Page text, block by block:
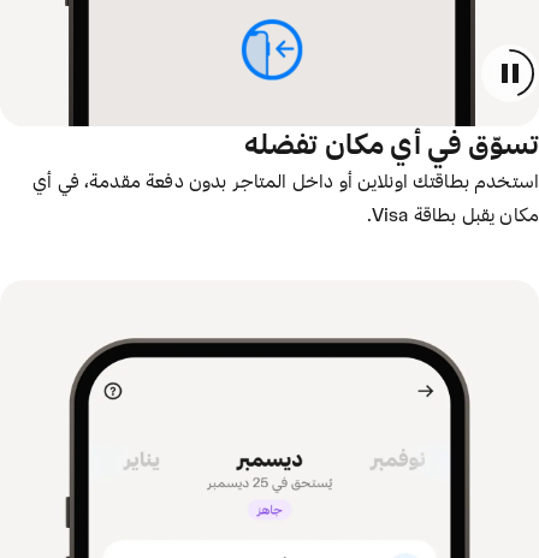
تسوّق في أي مكان تفضله
استخدم بطاقتك اونلاين أو داخل المتاجر بدون دفعة مقدمة، في أي
مكان يقبل بطاقة Visa.